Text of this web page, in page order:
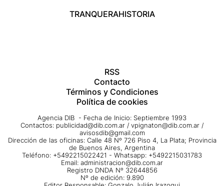
TRANQUERAHISTORIA
RSS
Contacto
Términos y Condiciones
Política de cookies
Agencia DIB - Fecha de Inicio: Septiembre 1993
Contactos: publicidad@dib.com.ar / vpignaton@dib.com.ar /
avisosdib@gmail.com
Dirección de las oficinas: Calle 48 Nº 726 Piso 4, La Plata; Provincia
de Buenos Aires, Argentina
Teléfono: +5492215022421 - Whatsapp: +5492215031783
Email: administracion@dib.com.ar
Registro DNDA Nº 32644856
Nº de edición: 9.890